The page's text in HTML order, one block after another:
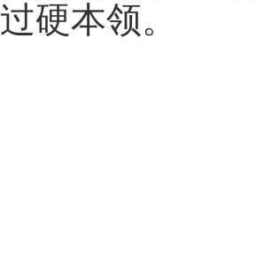
过硬本领。